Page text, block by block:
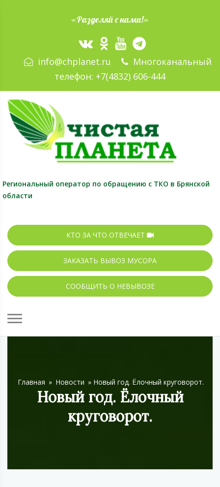
«Разделяй с нами!»
info@chplanet.ru
Многоканальный
телефон: +7(4832) 606-444
Региональный оператор по обращению с ТКО в Брянской
области
КТО ЗА ЧТО ОТВЕЧАЕТ
ЗАКАЗАТЬ ВЫВОЗ МУСОРА
СООБЩИТЬ О НЕВЫВОЗЕ
Главная » Новости » Новый год. Ёлочный круговорот.
Новый год. Ёлочный
круговорот.